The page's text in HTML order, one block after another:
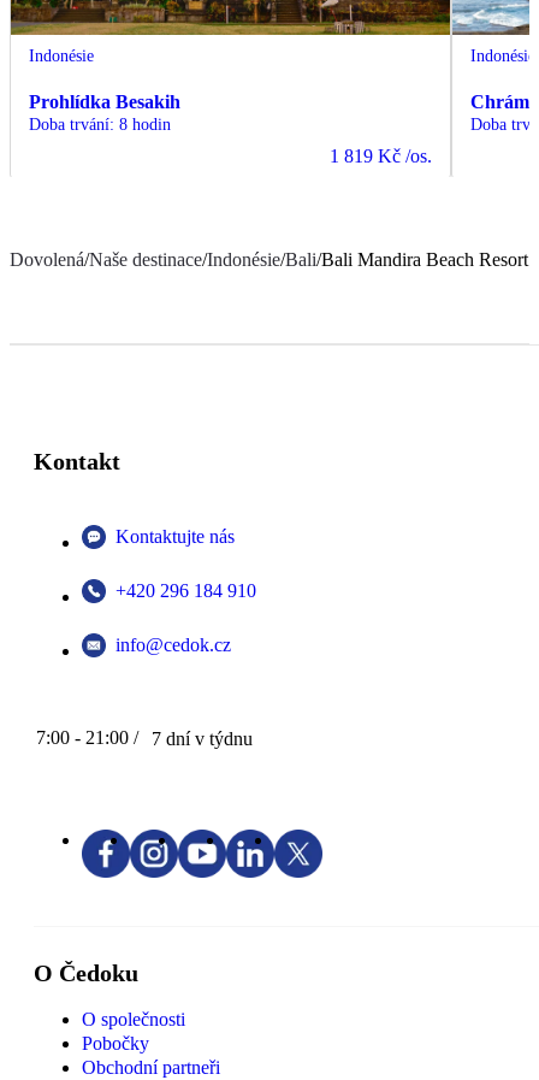
Indonésie
Prohlídka Besakih
Doba trvání: 8 hodin
1 819 Kč /os.
Indonésie
Doba
Dovolená/Naše destinace/Indonésie/Bali/Bali Mandira Beach Resort
Kontakt
Kontaktujte nás
+420 296 184 910
info@cedok.cz
7:00 - 21:00 / 7 dní v týdnu
O Čedoku
O společnosti
Pobočky
Obchodní partneři